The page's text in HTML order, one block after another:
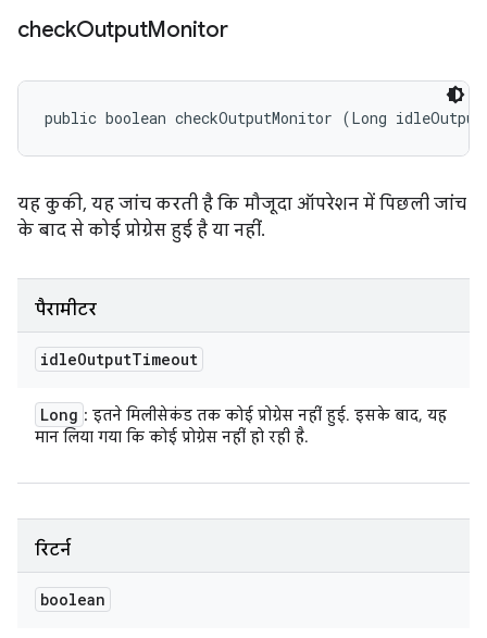
checkOutputMonitor
public boolean checkOutputMonitor (Long
यह कुकी, यह जांच करती है कि मौजूदा ऑपरेशन में पिछली जांच
के बाद से कोई प्रोग्रेस हुई है या नहीं.
पैरामीटर
idleOutputTimeout
Long : इतने मिलीसेकंड तक कोई प्रोग्रेस नहीं हुई. इसके बाद, यह
मान लिया गया कि कोई प्रोग्रेस नहीं हो रही है.
रिटर्न
boolean